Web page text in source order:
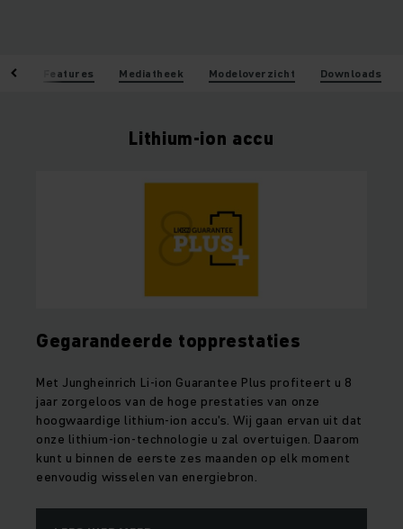
Features Mediatheek Modeloverzicht Downloads
Lithium-ion accu
Gegarandeerde topprestaties
Met Jungheinrich Li-ion Guarantee Plus profiteert u 8
jaar zorgeloos van de hoge prestaties van onze
hoogwaardige lithium-ion accu's. Wij gaan ervan uit dat
onze lithium-ion-technologie u zal overtuigen. Daarom
kunt u binnen de eerste zes maanden op elk moment
eenvoudig wisselen van energiebron.